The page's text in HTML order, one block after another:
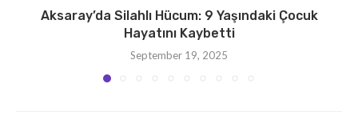
Aksaray’da Silahlı Hücum: 9 Yaşındaki Çocuk
Hayatını Kaybetti
September 19, 2025